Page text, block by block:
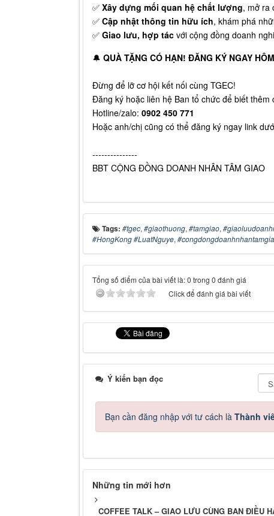
✅ Xây dựng mối quan hệ chất lượng, mở ra
✅ Cập nhật thông tin hữu ích, khám phá
✅ Giao lưu, hợp tác với cộng đồng doanh
🔔 QUÀ TẶNG CÓ HẠN! ĐĂNG KÝ NGAY
Đừng để lỡ cơ hội kết nối cùng TGEC!
Đăng ký hoặc liên hệ Ban tổ chức để biết thêm
Hotline/zalo: 0902 450 771
Hoặc anh/chị cũng có thể đăng ký ngay link
---------------
BBT CỘNG ĐỒNG DOANH NHÂN TÂM GIAO
Tags: #tgec, #giaothuong, #tamgiao,
#HongKong #LuatNguye,
Tổng số điểm của bài viết là: 0 trong 0 đánh giá
Click để đánh giá bài viết
Ý kiến bạn đọc
Bạn cần đăng nhập với tư cách là Thành
Những tin mới hơn
COFFEE TALK – GIAO LƯU CÙNG BAN ĐIỀU